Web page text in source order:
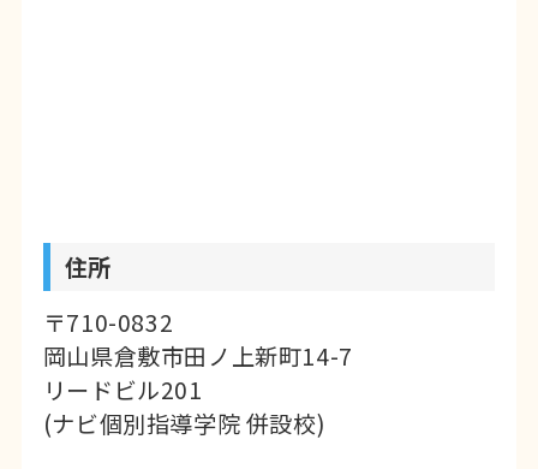
住所
〒710-0832
岡山県倉敷市田ノ上新町14-7
リードビル201
(ナビ個別指導学院 併設校)